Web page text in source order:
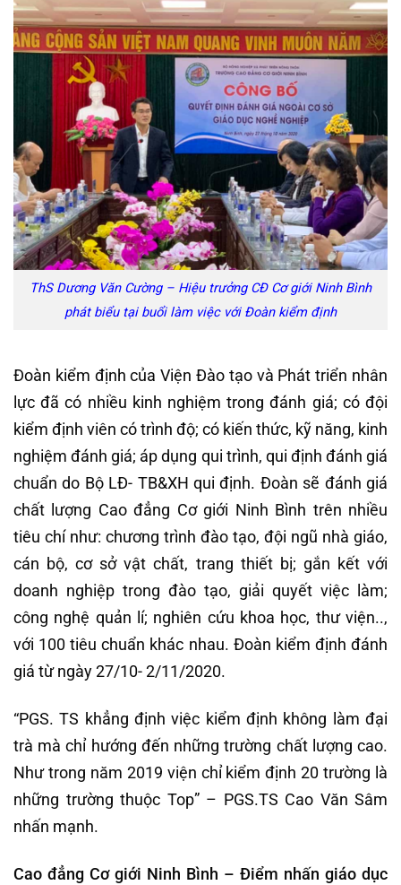
ThS Dương Văn Cường – Hiệu trưởng CĐ Cơ giới Ninh Bình
phát biểu tại buổi làm việc với Đoàn kiểm định
Đoàn kiểm định của Viện Đào tạo và Phát triển nhân
lực đã có nhiều kinh nghiệm trong đánh giá; có đội
kiểm định viên có trình độ; có kiến thức, kỹ năng, kinh
nghiệm đánh giá; áp dụng qui trình, qui định đánh giá
chuẩn do Bộ LĐ- TB&XH qui định. Đoàn sẽ đánh giá
chất lượng Cao đẳng Cơ giới Ninh Bình trên nhiều
tiêu chí như: chương trình đào tạo, đội ngũ nhà giáo,
cán bộ, cơ sở vật chất, trang thiết bị; gắn kết với
doanh nghiệp trong đào tạo, giải quyết việc làm;
công nghệ quản lí; nghiên cứu khoa học, thư viện..,
với 100 tiêu chuẩn khác nhau. Đoàn kiểm định đánh
giá từ ngày 27/10- 2/11/2020.
“PGS. TS khẳng định việc kiểm định không làm đại
trà mà chỉ hướng đến những trường chất lượng cao.
Như trong năm 2019 viện chỉ kiểm định 20 trường là
những trường thuộc Top” – PGS.TS Cao Văn Sâm
nhấn mạnh.
Cao đẳng Cơ giới Ninh Bình – Điểm nhấn giáo dục